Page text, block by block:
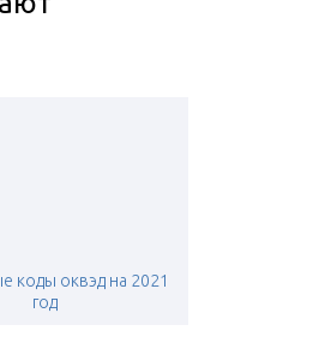
коды оквэд на 2021
год